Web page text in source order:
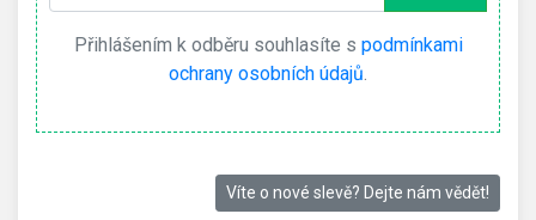
Přihlášením k odběru souhlasíte s podmínkami
ochrany osobních údajů.
Víte o nové slevě? Dejte nám vědět!